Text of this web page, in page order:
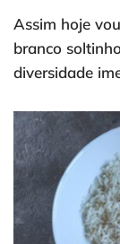
Assim hoje
branco
diversidade